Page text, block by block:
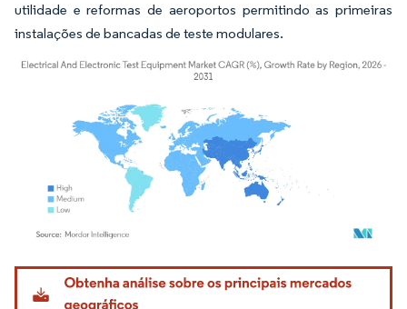
utilidade e reformas de aeroportos permitindo as primeiras
instalações de bancadas de teste modulares.
Imagem © Mordor Intelligence. O reuso requer atribuição conforme CC BY 4.0.